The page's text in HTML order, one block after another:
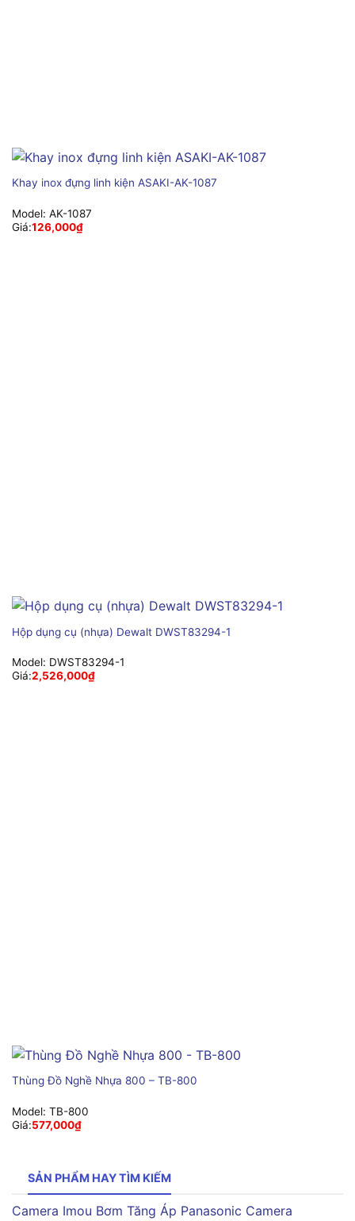
Khay inox đựng linh kiện ASAKI-AK-1087
Model: AK-1087
Giá:126,000₫
Hộp dụng cụ (nhựa) Dewalt DWST83294-1
Model: DWST83294-1
Giá:2,526,000₫
Thùng Đồ Nghề Nhựa 800 – TB-800
Model: TB-800
Giá:577,000₫
SẢN PHẨM HAY TÌM KIẾM
Camera Imou Bơm Tăng Áp Panasonic Camera